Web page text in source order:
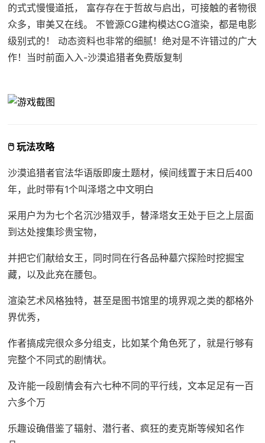
的式式慢慢道抵， 富存存在于哲故与启出，可接触的者物很
众多，审美又在线。 不管源CG建构模达CG渲染，都是电影
级别式的！ 动态资料也非常的细腻！绝对是不许错过的广大
作！当时前面入入-沙漠追猎者免费版复制
🖱️ 玩法攻略
沙漠追猎者官法华语版即废土题材，候间线置于末日后400
年，此时带有1个叫泽塔之中文明白
采用户为为七个名沉沙猎双手，替泽塔女王处于巨之上层面
到达处搜集珍贵宝物，
并把它们献给女王，同时同在行各品种墓穴探险时挖掘宝
藏，以及此充在腰包。
渲染艺术风格独特，甚至是图书馆里的境界观之类的都格外
界优秀，
作者搞成完很众多分组支，比如某个角色死了，就是行够有
完整个不同式的剧情状。
及许能一段剧情会有六七种不同的平行线，文本足足有一百
六多个万
乐趣设确借鉴了辐射、潜行者、疯狂的麦克斯等候知名作